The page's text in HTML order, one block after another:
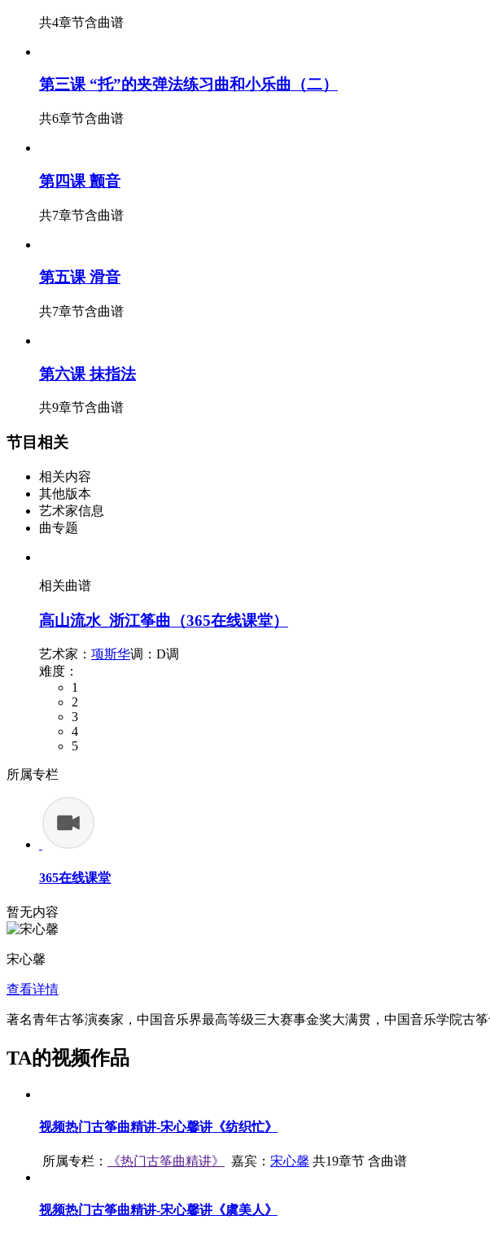
共4章节含曲谱
第三课 “托”的夹弹法练习曲和小乐曲（二）
共6章节含曲谱
第四课 颤音
共7章节含曲谱
第五课 滑音
共7章节含曲谱
第六课 抹指法
共9章节含曲谱
节目相关
相关内容
其他版本
艺术家信息
曲专题
相关曲谱
高山流水_浙江筝曲（365在线课堂）
艺术家： 项斯华调：D调
难度：
1
2
3
4
5
所属专栏
365在线课堂
暂无内容
宋心馨
查看详情
著名青年古筝演奏家，中国音乐界最高等级三大赛事金奖大满贯，中国音乐学院古
TA的视频作品
视频热门古筝曲精讲-宋心馨讲《纺织忙》
所属专栏： 《热门古筝曲精讲》 嘉宾： 宋心馨 共19章节 含曲谱
视频热门古筝曲精讲-宋心馨讲《虞美人》